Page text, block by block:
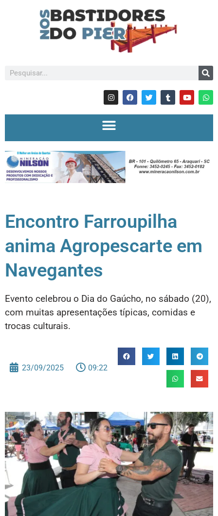
Encontro Farroupilha
anima Agropescarte em
Navegantes
Evento celebrou o Dia do Gaúcho, no sábado (20),
com muitas apresentações típicas, comidas e
trocas culturais.
23/09/2025 09:22